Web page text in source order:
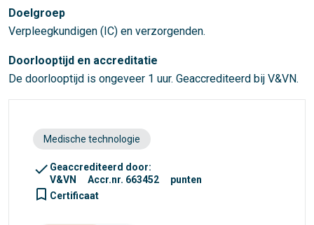
Doelgroep
Verpleegkundigen (IC) en verzorgenden.
Doorlooptijd en accreditatie
De doorlooptijd is ongeveer 1 uur. Geaccrediteerd bij V&VN.
Medische technologie
check Geaccrediteerd door:
V&VN
Accr.nr. 663452 punten
turned_in_not Certificaat